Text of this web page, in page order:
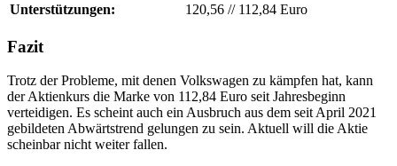
Unterstützungen:
120,56 //112,84 Euro
Fazit
Trotz der Probleme, mit denen Volkswagen zu kämpfen hat, kann
der Aktienkurs die Marke von 112,84 Euro seit Jahresbeginn
verteidigen. Es scheint auch ein Ausbruch aus dem seit April 2021
gebildeten Abwärtstrend gelungen zu sein. Aktuell will die Aktie
scheinbar nicht weiter fallen.